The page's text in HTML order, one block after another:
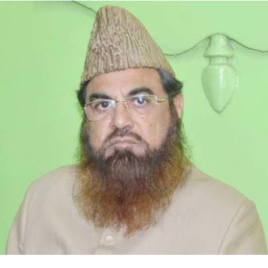
مکمل طور پر ایئر کنڈیشنڈ نمو بھارت ٹرینیں ایک
آرام دہ اور محفوظ سفر پیش کرتی ہیں۔ ایندھن کی
بڑھتی ہوئی قیمتوں کے درمیان، نمو بھارت ایک
سستے متبادل کے طور پر ابھرا ہے۔ لوگ اپنی
پرائیویٹ گاڑیوں کو چھوڑ کر نمو بھارت جیسے
ٹرانسپورٹ کے بہتر طریقے اپنا رہے ہیں۔
مسافروں کی بڑھتی ہوئی مانگ کے جواب میں، این سی آر ٹی
سی نے دہلی-غازی آباد-میرٹھ کوریڈور پر چوٹی کے اوقات میں
18 اضافی نمو بھارت ٹرین ٹرپ متعارف کرائے ہیں۔ سرائے
سے 11:30 بجے اور شام 5:00 بجے سے 8:30 بجے تک اضافی
خدمات فراہم کی جارہی ہیں۔ یہ اقدام اس سمت میں
ایک اہم قدم ہے۔ سواریوں میں مسلسل اضافہ اس بات
کی نشاندہی کرتا ہے کہ نمو بھارت صرف نقل و حمل
کا آپشن نہیں ہے بلکہ مسافروں کی روزمرہ کی
زندگی کا ایک قابل اعتماد حصہ ہے۔